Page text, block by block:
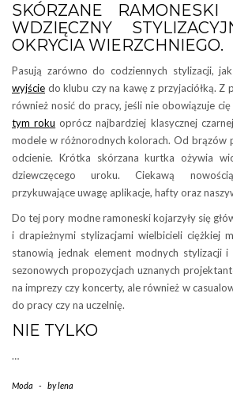
SKÓRZANE
WDZIĘCZNY
OKRYCIA WIERZCHNIEGO.
Pasują zarówno do codziennych stylizacji,
wyjście do klubu czy na kawę z przyjaciółką. Z
również nosić do pracy, jeśli nie obowiązuje
tym roku oprócz najbardziej klasycznej
modele w różnorodnych kolorach. Od brązów
odcienie. Krótka skórzana kurtka ożywia
dziewczęcego uroku. Ciekawą
przykuwające uwagę aplikacje, hafty oraz
Do tej pory modne ramoneski kojarzyły się
i drapieżnymi stylizacjami wielbicieli ciężkiej
stanowią jednak element modnych stylizacji
sezonowych propozycjach uznanych
na imprezy czy koncerty, ale również w
do pracy czy na uczelnię.
NIE TYLKO
…
Moda - bylena